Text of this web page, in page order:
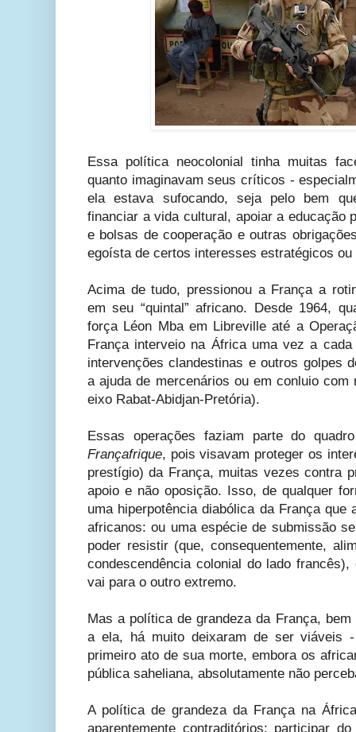
Essa política neocolonial tinha muitas
quanto imaginavam seus críticos -
ela estava sufocando, seja pelo bem
financiar a vida cultural, apoiar a educação
e bolsas de cooperação e outras
egoísta de certos interesses estratégicos
Acima de tudo, pressionou a França a
em seu “quintal” africano. Desde 1964,
força Léon Mba em Libreville até a
França interveio na África uma vez a
intervenções clandestinas e outros golpes
a ajuda de mercenários ou em conluio
eixo Rabat-Abidjan-Pretória).
Essas operações faziam parte do
Françafrique, pois visavam proteger os
prestígio) da França, muitas vezes contra
apoio e não oposição. Isso, de qualquer
uma hiperpotência diabólica da França
africanos: ou uma espécie de submissão
poder resistir (que, consequentemente,
condescendência colonial do lado
vai para o outro extremo.
Mas a política de grandeza da França,
a ela, há muito deixaram de ser viáveis
primeiro ato de sua morte, embora os
pública saheliana, absolutamente não
A política de grandeza da França na
aparentemente contraditórios: participar